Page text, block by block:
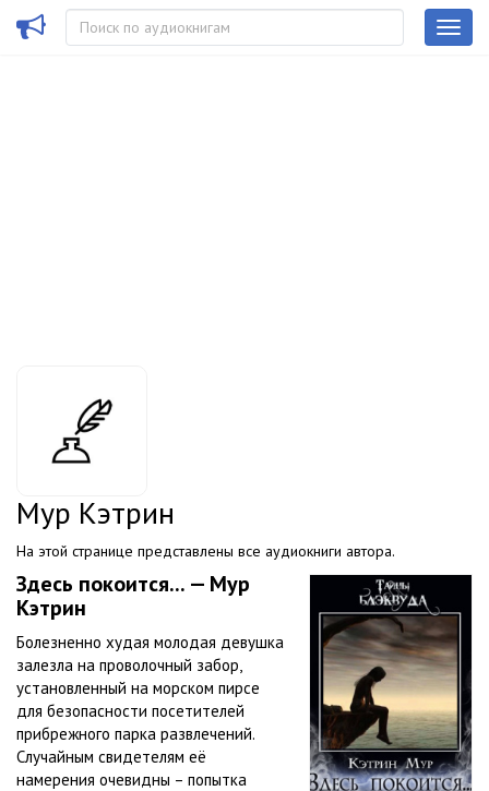
Мур Кэтрин
На этой странице представлены все аудиокниги автора.
Здесь покоится... — Мур
Кэтрин
Болезненно худая молодая девушка
залезла на проволочный забор,
установленный на морском пирсе
для безопасности посетителей
прибрежного парка развлечений.
Случайным свидетелям её
намерения очевидны – попытка